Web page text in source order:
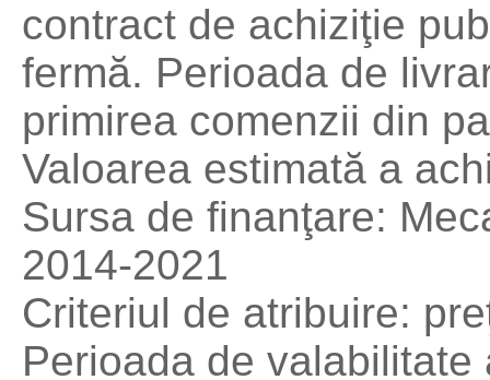
contract de achiziţie
fermă. Perioada de
primirea comenzii din
Valoarea estimată a
Sursa de finanţare:
2014-2021
Criteriul de atribuire:
Perioada de